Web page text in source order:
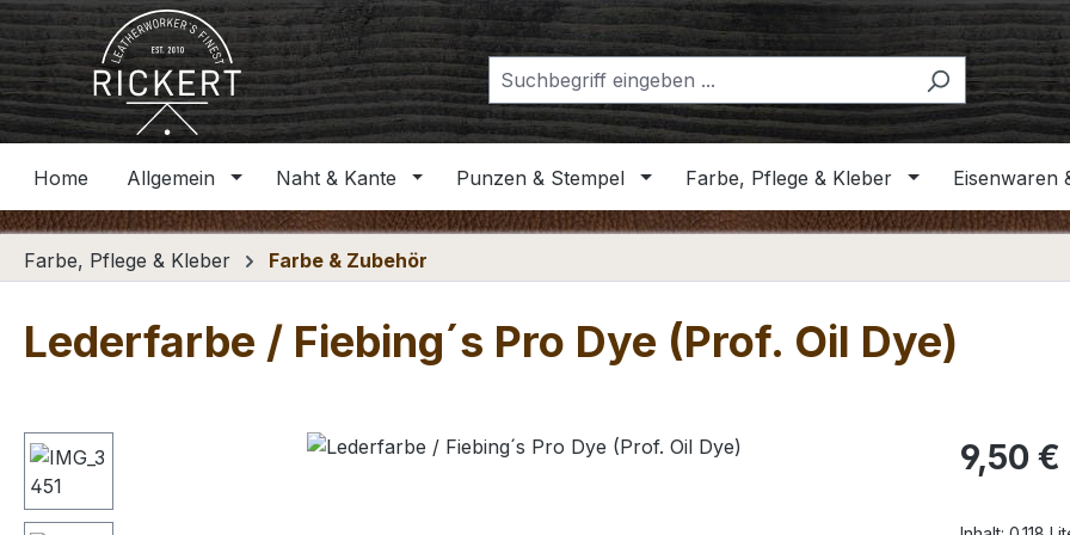
Hauptinhalt springen
Zur Suche springen
Zur Hauptnavigation springen
Home Allgemein Naht & Kante Punzen & Stempel Farbe, Pflege & Kleber Eisenwaren
Farbe, Pflege & Kleber Farbe & Zubehör
Lederfarbe / Fiebing´s Pro Dye (Prof. Oil Dye)
Bildergalerie überspringen Regulärer
9,50 €